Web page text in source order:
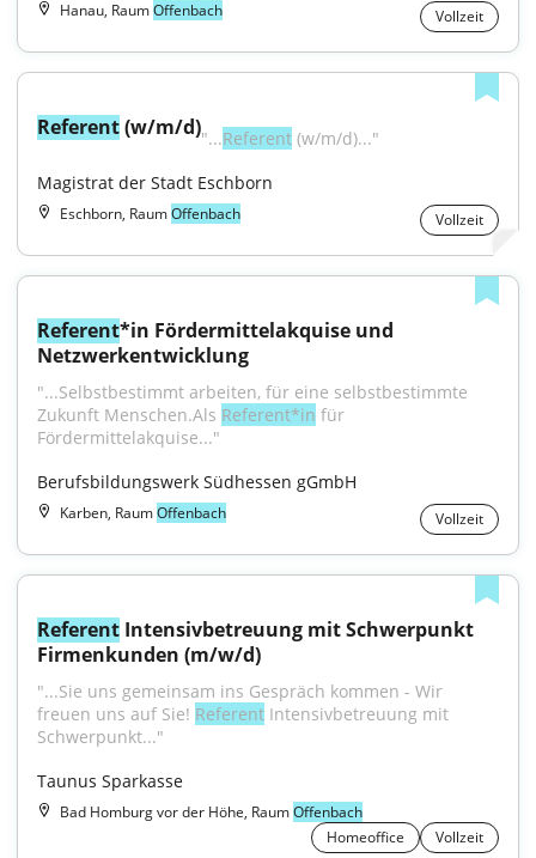
Hanau, RaumOffenbach Vollzeit
Referent (w/m/d)"...Referent (w/m/d)..."
Magistrat der Stadt Eschborn
Eschborn, RaumOffenbach Vollzeit
Referent*in Fördermittelakquise und
Netzwerkentwicklung
"...Selbstbestimmt arbeiten, für eine selbstbestimmte
Zukunft Menschen.Als Referent*in für
Fördermittelakquise..."
Berufsbildungswerk Südhessen gGmbH
Karben, RaumOffenbach Vollzeit
Referent Intensivbetreuung mit Schwerpunkt
Firmenkunden (m/w/d)
"...Sie uns gemeinsam ins Gespräch kommen - Wir
freuen uns auf Sie! Referent Intensivbetreuung mit
Schwerpunkt..."
Taunus Sparkasse
Bad Homburg vor der Höhe, RaumOffenbach
Homeoffice
Vollzeit